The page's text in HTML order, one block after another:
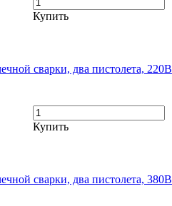
Купить
сварки, два пистолета, 220В
Купить
сварки, два пистолета, 380В